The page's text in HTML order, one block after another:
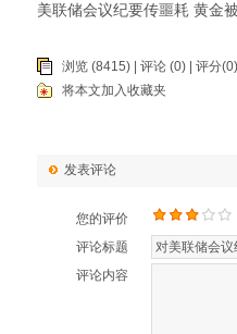
美联储会议纪要传噩耗 黄金
浏览 (8415) | 评论 (0) | 评分
将本文加入收藏夹
发表评论
您的评价
评论标题
评论内容